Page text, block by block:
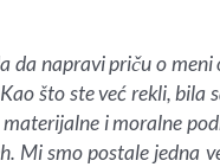
da napravi priču o
što ste već rekli,
i moralne
Mi smo postale jedna